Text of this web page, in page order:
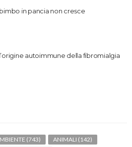
in pancia non cresce
autoimmune della fibromialgia
(743) ANIMALI (142)